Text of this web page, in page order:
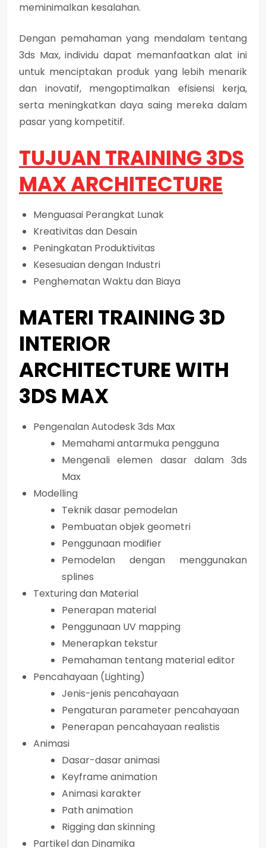
meminimalkan kesalahan.
Dengan pemahaman yang mendalam tentang
3ds Max, individu dapat memanfaatkan alat ini
untuk menciptakan produk yang lebih menarik
dan inovatif, mengoptimalkan efisiensi kerja,
serta meningkatkan daya saing mereka dalam
pasar yang kompetitif.
TUJUAN TRAINING 3DS
MAX ARCHITECTURE
Menguasai Perangkat Lunak
Kreativitas dan Desain
Peningkatan Produktivitas
Kesesuaian dengan Industri
Penghematan Waktu dan Biaya
MATERI TRAINING 3D
INTERIOR
ARCHITECTURE WITH
3DS MAX
Pengenalan Autodesk 3ds Max
Memahami antarmuka pengguna
Mengenali elemen dasar dalam 3ds
Max
Modelling
Teknik dasar pemodelan
Pembuatan objek geometri
Penggunaan modifier
Pemodelan dengan menggunakan
splines
Texturing dan Material
Penerapan material
Penggunaan UV mapping
Menerapkan tekstur
Pemahaman tentang material editor
Pencahayaan (Lighting)
Jenis-jenis pencahayaan
Pengaturan parameter pencahayaan
Penerapan pencahayaan realistis
Animasi
Dasar-dasar animasi
Keyframe animation
Animasi karakter
Path animation
Rigging dan skinning
Partikel dan Dinamika